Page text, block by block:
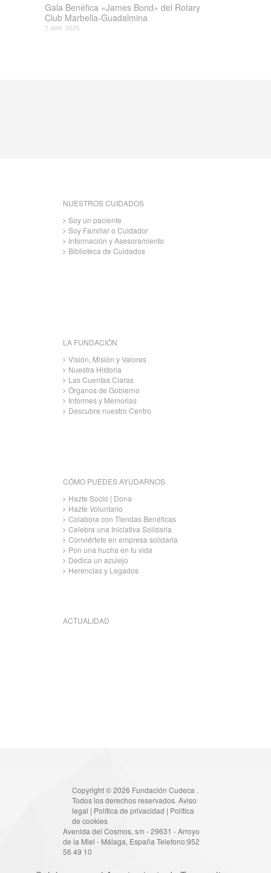
Gala Benéfica «James Bond» del Rotary
Club Marbella-Guadalmina
7 abril, 2025
NUESTROS CUIDADOS
Soy un paciente
Soy Familiar o Cuidador
Información y Asesoramiento
Biblioteca de Cuidados
LA FUNDACIÓN
Visión, Misión y Valores
Nuestra Historia
Las Cuentas Claras
Órganos de Gobierno
Informes y Memorias
Descubre nuestro Centro
CÓMO PUEDES AYUDARNOS
Hazte Socio | Dona
Hazte Voluntario
Colabora con Tiendas Benéficas
Celebra una Iniciativa Solidaria
Conviértete en empresa solidaria
Pon una hucha en tu vida
Dedica un azulejo
Herencias y Legados
ACTUALIDAD
Copyright © 2026 Fundación Cudeca .
Todos los derechos reservados. Aviso
legal | Política de privacidad | Política
de cookies
Avenida del Cosmos, s/n - 29631 - Arroyo
de la Miel - Málaga, España Telefono:952
56 49 10